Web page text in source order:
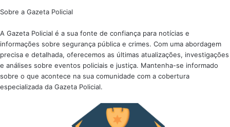
Sobre a Gazeta Policial
A Gazeta Policial é a sua fonte de confiança para notícias e
informações sobre segurança pública e crimes. Com uma abordagem
precisa e detalhada, oferecemos as últimas atualizações, investigações
e análises sobre eventos policiais e justiça. Mantenha-se informado
sobre o que acontece na sua comunidade com a cobertura
especializada da Gazeta Policial.